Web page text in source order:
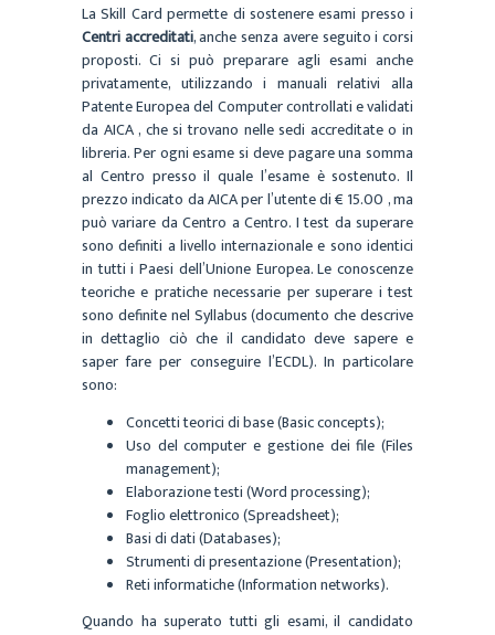
La Skill Card permette di sostenere esami presso i
Centri accreditati, anche senza avere seguito i corsi
proposti. Ci si può preparare agli esami anche
privatamente, utilizzando i manuali relativi alla
Patente Europea del Computer controllati e validati
da AICA , che si trovano nelle sedi accreditate o in
libreria. Per ogni esame si deve pagare una somma
al Centro presso il quale l’esame è sostenuto. Il
prezzo indicato da AICA per l’utente di € 15.00 , ma
può variare da Centro a Centro. I test da superare
sono definiti a livello internazionale e sono identici
in tutti i Paesi dell’Unione Europea. Le conoscenze
teoriche e pratiche necessarie per superare i test
sono definite nel Syllabus (documento che descrive
in dettaglio ciò che il candidato deve sapere e
saper fare per conseguire l’ECDL).In particolare
sono:
Concetti teorici di base (Basic concepts);
Uso del computer e gestione dei file (Files
management);
Elaborazione testi (Word processing);
Foglio elettronico (Spreadsheet);
Basi di dati (Databases);
Strumenti di presentazione (Presentation);
Reti informatiche (Information networks).
Quando ha superato tutti gli esami, il candidato